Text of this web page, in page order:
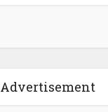
Advertisement